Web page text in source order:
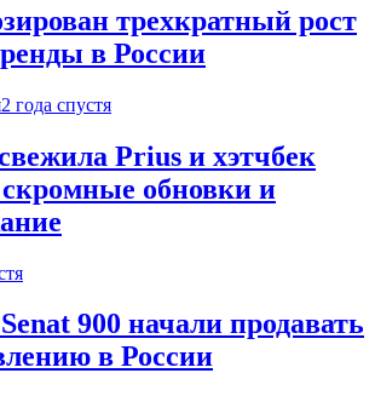
трехкратный рост
в России
2 года спустя
Prius и хэтчбек
обновки и
900 начали продавать
в России